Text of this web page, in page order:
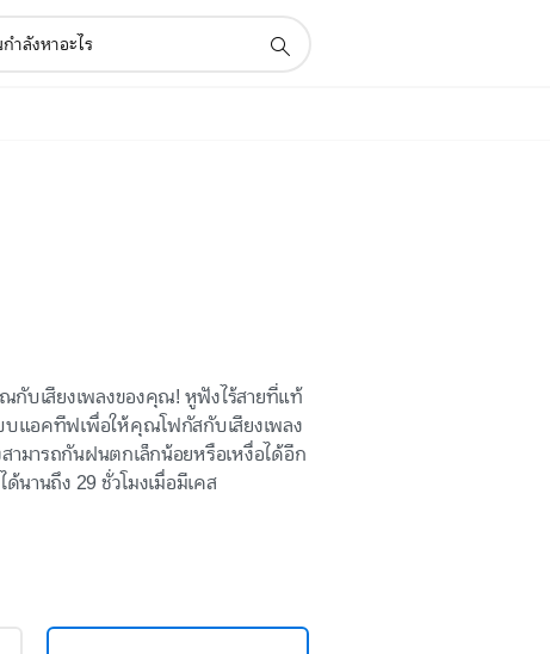
กับเสียงเพลงของคุณ! หูฟังไร้สายที่แท้
แอคทีฟเพื่อให้คุณโฟกัสกับเสียงเพลง
มารถกันฝนตกเล็กน้อยหรือเหงื่อได้อีก
นานถึง 29 ชั่วโมงเมื่อมีเคส